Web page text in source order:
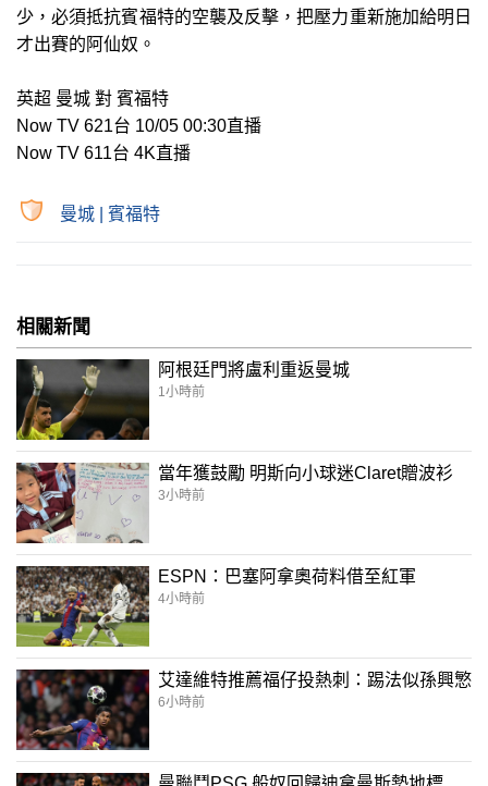
少，必須抵抗賓福特的空襲及反擊，把壓力重新施加給明日
才出賽的阿仙奴。
英超 曼城 對 賓福特
Now TV 621台 10/05 00:30直播
Now TV 611台 4K直播
曼城 賓福特
相關新聞
阿根廷門將盧利重返曼城
1小時前
當年獲鼓勵 明斯向小球迷Claret贈波衫
3小時前
ESPN：巴塞阿拿奧荷料借至紅軍
4小時前
艾達維特推薦福仔投熱刺：踢法似孫興慜
6小時前